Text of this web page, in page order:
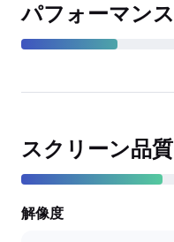
パフォーマンス
スクリーン品質
解像度